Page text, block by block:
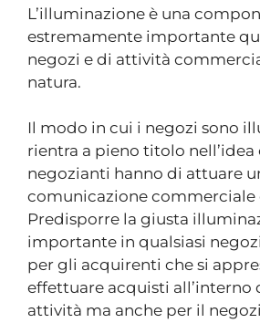
L’illuminazione è una
estremamente importante
negozi e di attività
natura.
Il modo in cui i negozi sono
rientra a pieno titolo
negozianti hanno di attuare
comunicazione commerciale
Predisporre la giusta
importante in qualsiasi
per gli acquirenti che si
effettuare acquisti all’interno
attività ma anche per il